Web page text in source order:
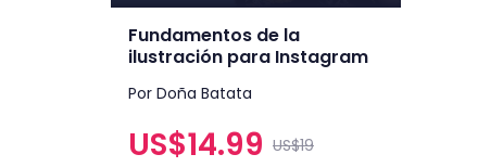
Fundamentos de la
ilustración para Instagram
Por Doña Batata
US$14.99 US$19